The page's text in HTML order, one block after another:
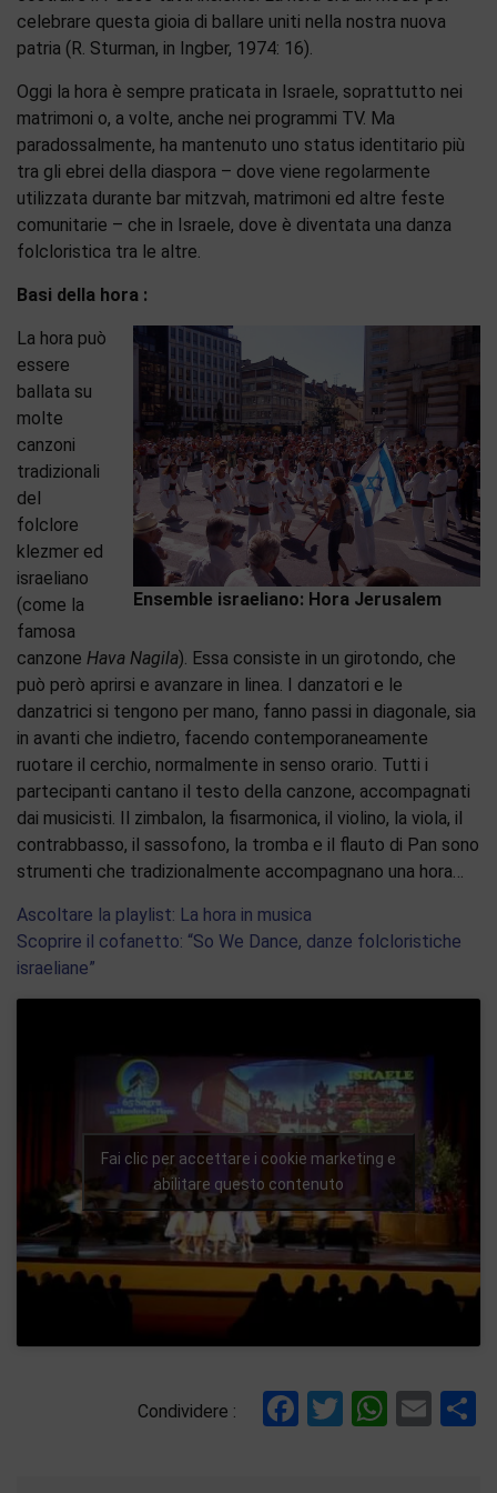
celebrare questa gioia di ballare uniti nella nostra nuova
patria (R. Sturman, in Ingber, 1974: 16).
Oggi la hora è sempre praticata in Israele, soprattutto nei
matrimoni o, a volte, anche nei programmi TV. Ma
paradossalmente, ha mantenuto uno status identitario più
tra gli ebrei della diaspora – dove viene regolarmente
utilizzata durante bar mitzvah, matrimoni ed altre feste
comunitarie – che in Israele, dove è diventata una danza
folcloristica tra le altre.
Basi della hora :
Ensemble israeliano: Hora Jerusalem
La hora può
essere
ballata su
molte
canzoni
tradizionali
del
folclore
klezmer ed
israeliano
(come la
famosa
canzone Hava Nagila). Essa consiste in un girotondo, che
può però aprirsi e avanzare in linea. I danzatori e le
danzatrici si tengono per mano, fanno passi in diagonale, sia
in avanti che indietro, facendo contemporaneamente
ruotare il cerchio, normalmente in senso orario. Tutti i
partecipanti cantano il testo della canzone, accompagnati
dai musicisti. Il zimbalon, la fisarmonica, il violino, la viola, il
contrabbasso, il sassofono, la tromba e il flauto di Pan sono
strumenti che tradizionalmente accompagnano una hora…
Ascoltare la playlist: La hora in musica
Scoprire il cofanetto: “So We Dance, danze folcloristiche
israeliane”
Fai clic per accettare i cookie marketing e
abilitare questo contenuto
Condividere : Facebook
Twitter